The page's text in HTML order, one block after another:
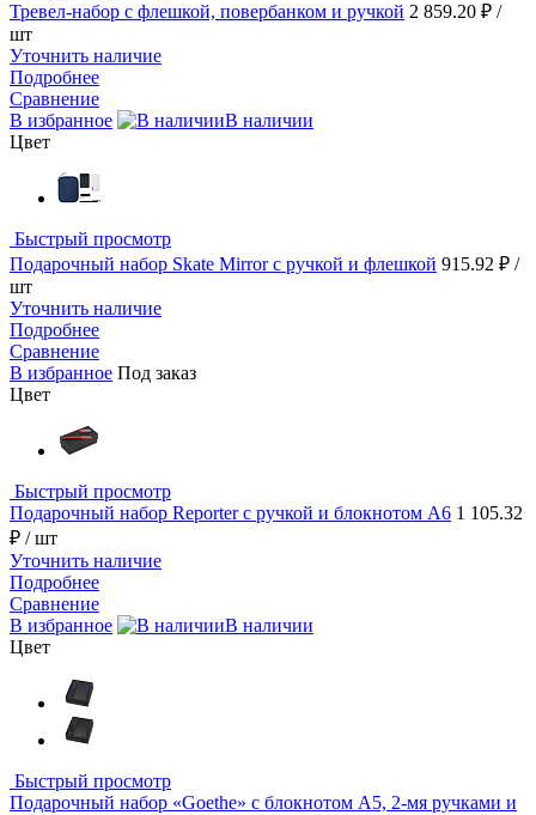
Тревел-набор с флешкой, повербанком и ручкой 2 859.20 ₽ /
шт
Уточнить наличие
Подробнее
Сравнение
В избранное
В наличии
Цвет
Быстрый просмотр
Подарочный набор Skate Mirror с ручкой и флешкой 915.92 ₽ /
шт
Уточнить наличие
Подробнее
Сравнение
В избранное Под заказ
Цвет
Быстрый просмотр
Подарочный набор Reporter с ручкой и блокнотом А6 1 105.32
₽ / шт
Уточнить наличие
Подробнее
Сравнение
В избранное
В наличии
Цвет
Быстрый просмотр
Подарочный набор «Goethe» с блокнотом А5, 2-мя ручками и